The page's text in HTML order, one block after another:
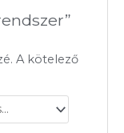
A kötelező